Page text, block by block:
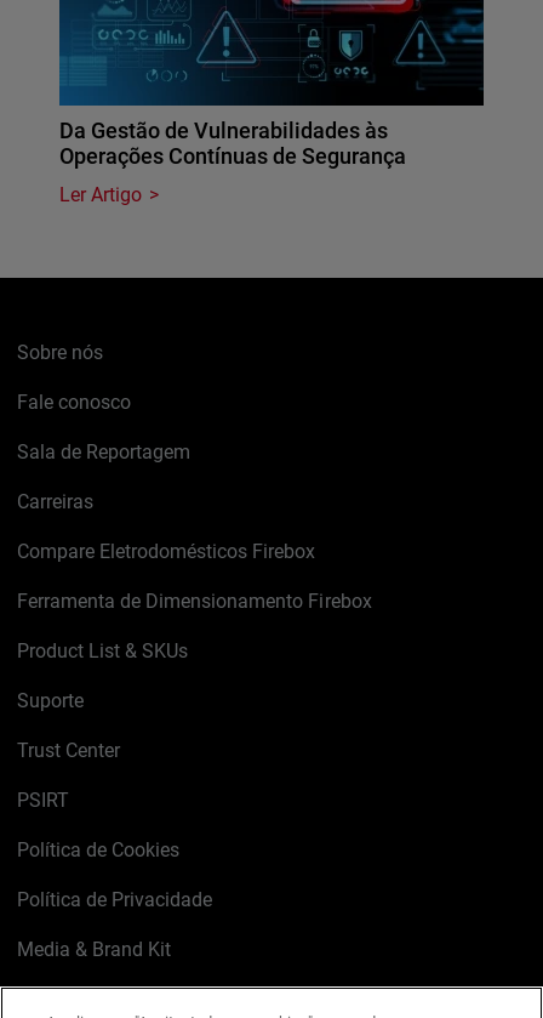
Da Gestão de Vulnerabilidades às
Operações Contínuas de Segurança
Ler Artigo
Sobre nós
Fale conosco
Sala de Reportagem
Carreiras
Compare Eletrodomésticos Firebox
Ferramenta de Dimensionamento Firebox
Product List & SKUs
Suporte
Trust Center
PSIRT
Política de Cookies
Política de Privacidade
Media & Brand Kit